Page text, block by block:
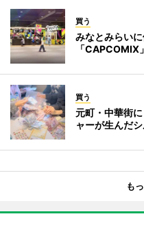
買う
みなとみらい
「CAPCOMIX」
買う
元町・中華街
ャーが生んだ
も